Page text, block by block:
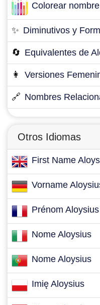
Colorear
✨ Diminutivos y
🔄 Equivalentes de
👩 Versiones
🔗 Nombres
Otros Idiomas
First Name
Vorname
Prénom Aloysius
Nome Aloysius
Nome Aloysius
Imię Aloysius